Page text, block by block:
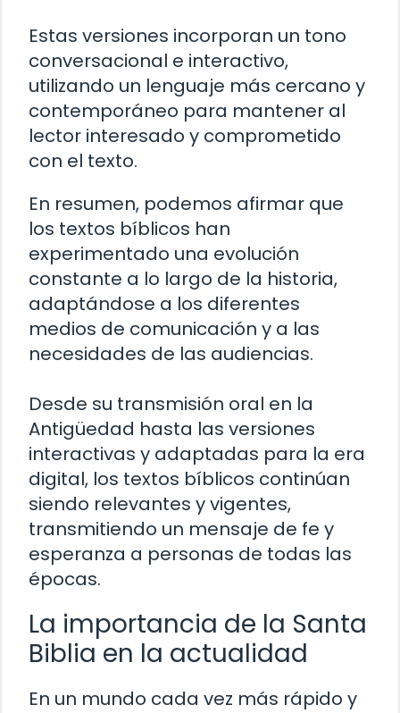
Estas versiones incorporan un tono
conversacional e interactivo,
utilizando un lenguaje más cercano y
contemporáneo para mantener al
lector interesado y comprometido
con el texto.
En resumen, podemos afirmar que
los textos bíblicos han
experimentado una evolución
constante a lo largo de la historia,
adaptándose a los diferentes
medios de comunicación y a las
necesidades de las audiencias.
Desde su transmisión oral en la
Antigüedad hasta las versiones
interactivas y adaptadas para la era
digital, los textos bíblicos continúan
siendo relevantes y vigentes,
transmitiendo un mensaje de fe y
esperanza a personas de todas las
épocas.
La importancia de la Santa
Biblia en la actualidad
En un mundo cada vez más rápido y